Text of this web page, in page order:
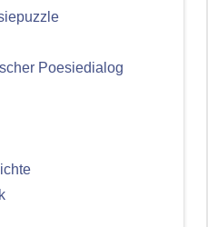
Poesiedialog